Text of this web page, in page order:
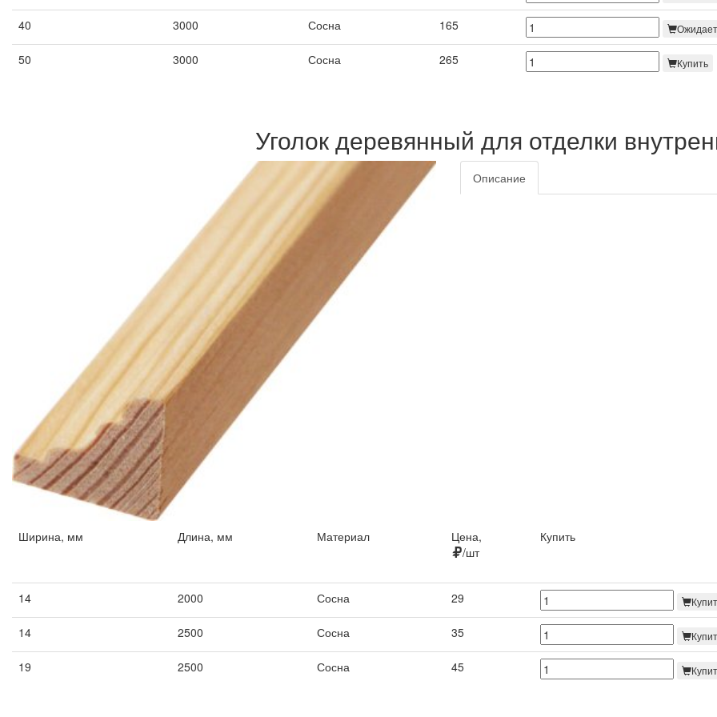
40 3000 Сосна 165
50 3000 Сосна 265 Купить
Уголок деревянный для отделки
Описание
Ширина, мм Длина, мм Материал
Цена,
/шт
Купить
/шт
Купить
14 2000 Сосна 29
14
2500 Сосна 35
19
2500 Сосна 45